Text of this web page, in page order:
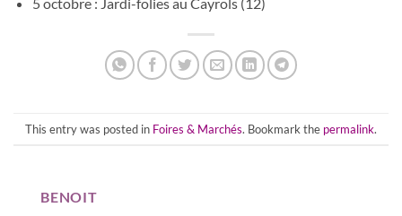
This entry was posted in Foires & Marchés. Bookmark the permalink.
BENOIT